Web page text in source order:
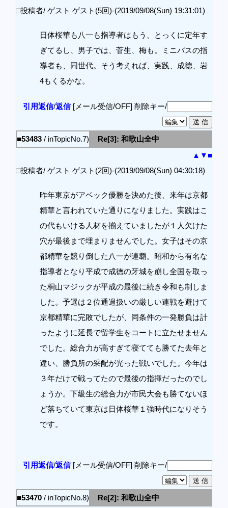
□投稿者/ ゲスト ゲスト(5回)-(2019/09/08(Sun) 19:31:01)
日体桜華も八一も指導者はもう、とっくに定年す
ぎてるし、男子では、菅生、梅も。ミニバスの指
導者も、同世代。そう考えれば、実践、成徳、岩
4もくるかな。
引用返信/返信[メール受信/OFF] 削除キー/
■53483 / inTopicNo.7)
Re[3]: 和歌山全中
▲ ▼■
□投稿者/ ゲスト ゲスト(2回)-(2019/09/08(Sun) 04:30:18)
昨年東京がアベック優勝を決めた後、来年は京都
精華と言われていた通りになりました。実践はこ
の代もいける人材を揃えていましたが１人欠けた
穴が最後まで埋まりませんでした。女子はその京
都精華を競り倒した八一が連覇。昭和から有名な
指導者となり平成で成徳の牙城を崩し全国を取っ
た桐山マジックが平成の最後に続き令和も制しま
した。予選は２位通過扱いの厳しい連戦を避けて
京都精華に完敗でしたが、同条件の一発勝負は計
ったように延長で留学生をコートに立たせません
でした。総合力が高すぎて寝てても勝てた去年と
違い、勝負所の采配が光った戦いでした。今年は
３年だけで戦ってたので最後の指揮だったのでし
ょうか。下級生の総合力が市民大会も勝てないほ
ど落ちていて東京は日体桜華１強時代になりそう
です。
引用返信/返信[メール受信/OFF] 削除キー/
■53470 / inTopicNo.8) Re[2]: 和歌山全中